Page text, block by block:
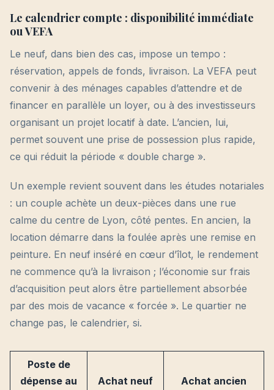
Le calendrier compte : disponibilité immédiate
ou VEFA
Le neuf, dans bien des cas, impose un tempo :
réservation, appels de fonds, livraison. La VEFA peut
convenir à des ménages capables d’attendre et de
financer en parallèle un loyer, ou à des investisseurs
organisant un projet locatif à date. L’ancien, lui,
permet souvent une prise de possession plus rapide,
ce qui réduit la période « double charge ».
Un exemple revient souvent dans les études notariales
: un couple achète un deux-pièces dans une rue
calme du centre de Lyon, côté pentes. En ancien, la
location démarre dans la foulée après une remise en
peinture. En neuf inséré en cœur d’îlot, le rendement
ne commence qu’à la livraison ; l’économie sur frais
d’acquisition peut alors être partiellement absorbée
par des mois de vacance « forcée ». Le quartier ne
change pas, le calendrier, si.
Poste de
dépense au
Achat neuf Achat ancien